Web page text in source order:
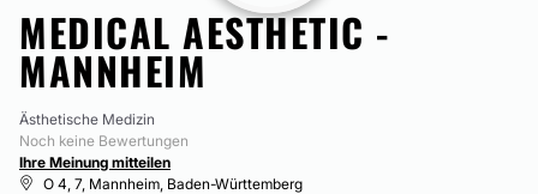
MEDICAL AESTHETIC -
MANNHEIM
Ästhetische Medizin
Noch keine Bewertungen
Ihre Meinung mitteilen
O 4, 7, Mannheim, Baden-Württemberg